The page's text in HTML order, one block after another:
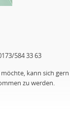
584 33 63
kann sich
zu werden.